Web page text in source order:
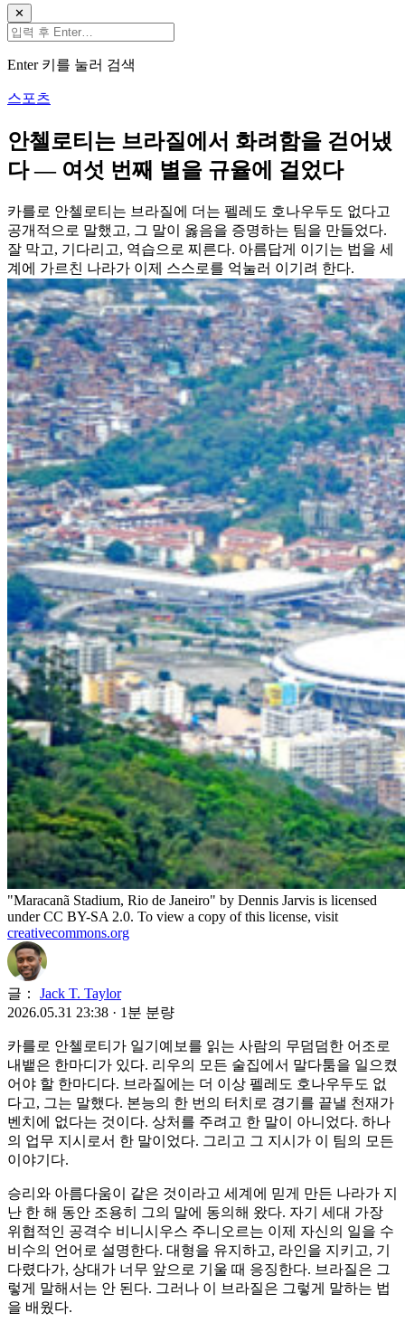
✕
Enter 키를 눌러 검색
스포츠
안첼로티는 브라질에서 화려함을 걷어냈
다 — 여섯 번째 별을 규율에 걸었다
카를로 안첼로티는 브라질에 더는 펠레도 호나우두도 없다고
공개적으로 말했고, 그 말이 옳음을 증명하는 팀을 만들었다.
잘 막고, 기다리고, 역습으로 찌른다. 아름답게 이기는 법을 세
계에 가르친 나라가 이제 스스로를 억눌러 이기려 한다.
"Maracanã Stadium, Rio de Janeiro" by Dennis Jarvis is licensed
under CC BY-SA 2.0. To view a copy of this license, visit
creativecommons.org
글：
Jack T. Taylor
2026.05.31 23:38 · 1분 분량
카를로 안첼로티가 일기예보를 읽는 사람의 무덤덤한 어조로
내뱉은 한마디가 있다. 리우의 모든 술집에서 말다툼을 일으켰
어야 할 한마디다. 브라질에는 더 이상 펠레도 호나우두도 없
다고, 그는 말했다. 본능의 한 번의 터치로 경기를 끝낼 천재가
벤치에 없다는 것이다. 상처를 주려고 한 말이 아니었다. 하나
의 업무 지시로서 한 말이었다. 그리고 그 지시가 이 팀의 모든
이야기다.
승리와 아름다움이 같은 것이라고 세계에 믿게 만든 나라가 지
난 한 해 동안 조용히 그의 말에 동의해 왔다. 자기 세대 가장
위협적인 공격수 비니시우스 주니오르는 이제 자신의 일을 수
비수의 언어로 설명한다. 대형을 유지하고, 라인을 지키고, 기
다렸다가, 상대가 너무 앞으로 기울 때 응징한다. 브라질은 그
렇게 말해서는 안 된다. 그러나 이 브라질은 그렇게 말하는 법
을 배웠다.